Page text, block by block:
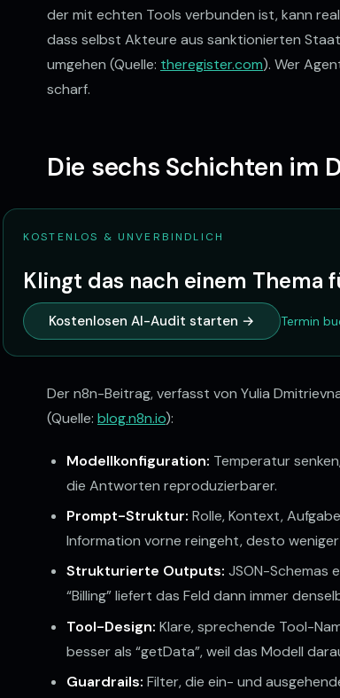
der mit echten Tools verbunden ist, kann
dass selbst Akteure aus sanktionierten
umgehen (Quelle: theregister.com). Wer
scharf.
Die sechs Schichten im
KOSTENLOS & UNVERBINDLICH
Klingt das nach einem Thema
Kostenlosen AI-Audit starten → Termin
Der n8n-Beitrag, verfasst von Yulia
(Quelle: blog.n8n.io):
Modellkonfiguration: Temperatur
die Antworten reproduzierbarer.
Prompt-Struktur: Rolle, Kontext,
Information vorne reingeht, desto
Strukturierte Outputs: JSON-Schemas
“Billing” liefert das Feld dann immer
Tool-Design: Klare, sprechende Tool-
besser als “getData”, weil das Modell
Guardrails: Filter, die ein- und